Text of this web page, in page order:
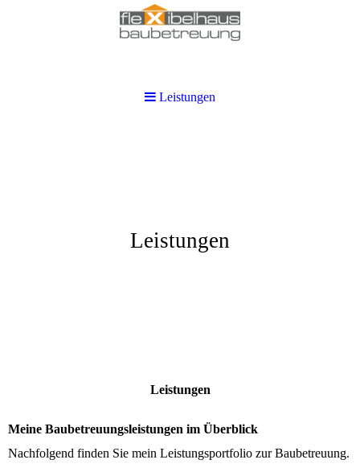
Leistungen
Leistungen
Meine Baubetreuungsleistungen im Überblick
Nachfolgend finden Sie mein Leistungsportfolio zur Baubetreuung.
Leistungen